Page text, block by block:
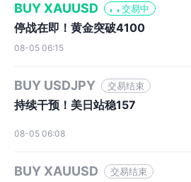
BUY XAUUSD 交易中
停战在即！黄金突破4100
08-05 06:15
BUY USDJPY 交易结束
持续干预！美日站稳157
08-05 06:08
BUY XAUUSD 交易结束